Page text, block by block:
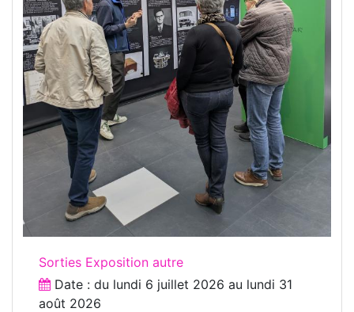
Sorties Exposition autre
Date : du lundi 6 juillet 2026 au lundi 31
août 2026